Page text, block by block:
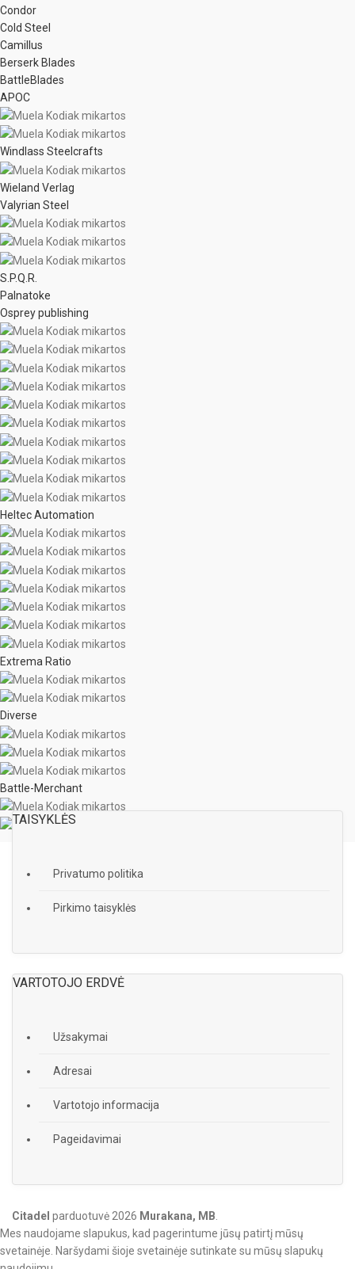
Condor
Cold Steel
Camillus
Berserk Blades
BattleBlades
APOC
Windlass Steelcrafts
Wieland Verlag
Valyrian Steel
S.P.Q.R.
Palnatoke
Osprey publishing
Heltec Automation
Extrema Ratio
Diverse
Battle-Merchant
TAISYKLĖS
Privatumo politika
Pirkimo taisyklės
VARTOTOJO ERDVĖ
Užsakymai
Adresai
Vartotojo informacija
Pageidavimai
Citadel parduotuvė 2026 Murakana, MB
Mes naudojame slapukus, kad pagerintume jūsų patirtį mūsų
svetainėje. Naršydami šioje svetainėje sutinkate su mūsų slapukų